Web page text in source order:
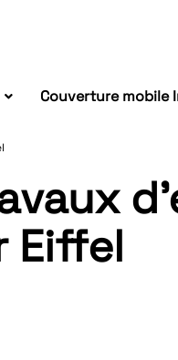
Couverture mobile
Eiffel